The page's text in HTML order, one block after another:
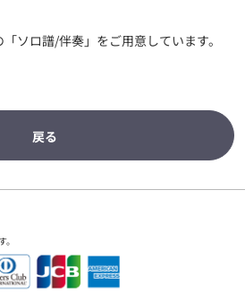
ソロ譜/伴奏」をご用意しています。
戻る